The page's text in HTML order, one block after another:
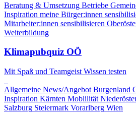
Beratung & Umsetzung Betriebe
Inspiration meine Bürger:innen
Mitarbeiter:innen sensibilisieren
Weiterbildung
Klimapubquiz OÖ
Mit Spaß und Teamgeist Wissen testen
Allgemeine News/Angebot Burgenland
Inspiration Kärnten Moblilität
Salzburg Steiermark Vorarlberg Wien